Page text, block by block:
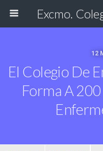
12
El Colegio De
Forma A